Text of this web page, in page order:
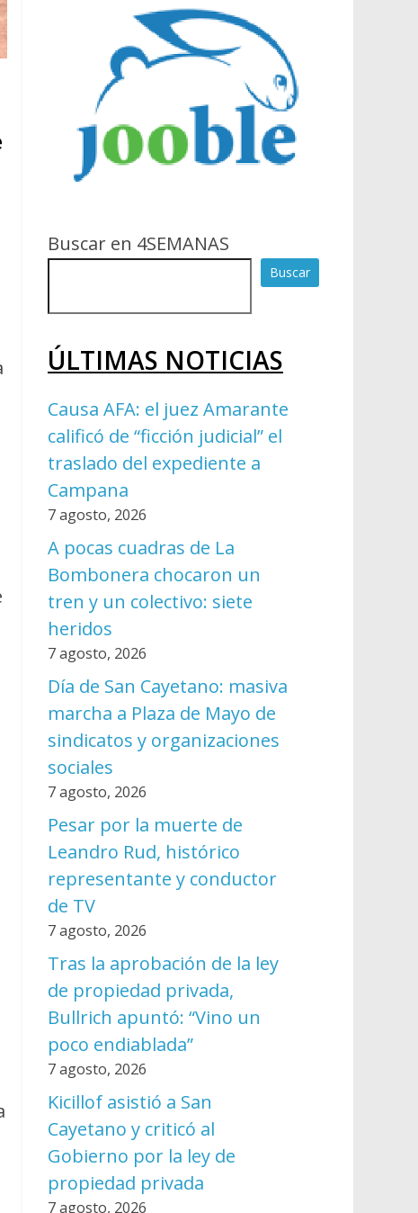
Buscar en 4SEMANAS
Buscar
ÚLTIMAS NOTICIAS
Causa AFA: el juez Amarante
calificó de “ficción judicial” el
traslado del expediente a
Campana
7 agosto, 2026
A pocas cuadras de La
Bombonera chocaron un
tren y un colectivo: siete
heridos
7 agosto, 2026
Día de San Cayetano: masiva
marcha a Plaza de Mayo de
sindicatos y organizaciones
sociales
7 agosto, 2026
Pesar por la muerte de
Leandro Rud, histórico
representante y conductor
de TV
7 agosto, 2026
Tras la aprobación de la ley
de propiedad privada,
Bullrich apuntó: “Vino un
poco endiablada”
7 agosto, 2026
Kicillof asistió a San
Cayetano y criticó al
Gobierno por la ley de
propiedad privada
7 agosto, 2026